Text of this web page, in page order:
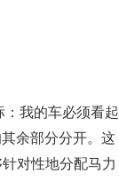
我的车必须看起
余部分分开。这
对性地分配马力